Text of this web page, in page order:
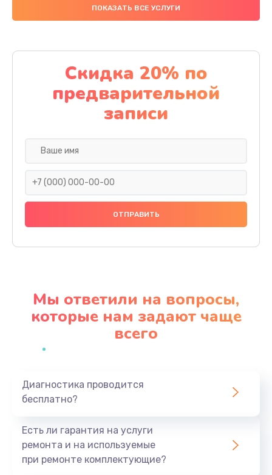
Замена стекла
Обновление ПО
890 руб.
Заказать
Заказать
Замена аккумулятора
620 руб.
Заказать
940 руб.
Заказать
Заказать
490 руб.
Заказать
ПОКАЗАТЬ ВСЕ УСЛУГИ
Скидка 20% по
предварительной
записи
Мы ответили на вопросы,
которые нам задают чаще
всего
Диагностика проводится
бесплатно?
Есть ли гарантия на услуги
ремонта и на используемые
при ремонте комплектующие?